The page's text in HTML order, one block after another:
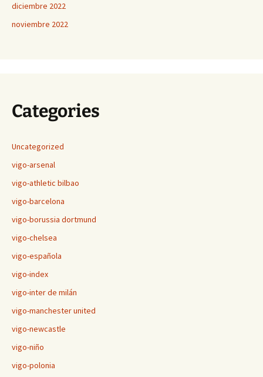
diciembre 2022
noviembre 2022
Categories
Uncategorized
vigo-arsenal
vigo-athletic bilbao
vigo-barcelona
vigo-borussia dortmund
vigo-chelsea
vigo-española
vigo-index
vigo-inter de milán
vigo-manchester united
vigo-newcastle
vigo-niño
vigo-polonia